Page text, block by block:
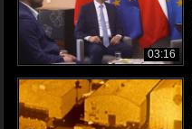
03:16